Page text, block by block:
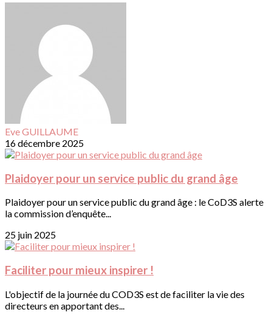
Eve GUILLAUME
16 décembre 2025
Plaidoyer pour un service public du grand âge
Plaidoyer pour un service public du grand âge : le CoD3S alerte
la commission d’enquête...
25 juin 2025
Faciliter pour mieux inspirer !
L'objectif de la journée du COD3S est de faciliter la vie des
directeurs en apportant des...